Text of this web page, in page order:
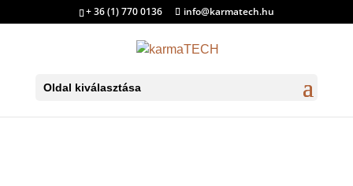
+ 36 (1) 770 0136 info@karmatech.hu
Oldal kiválasztása